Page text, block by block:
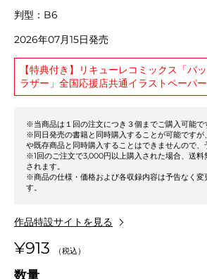
判型：B6
2026年07月15日発売
【特典付き】リキューレコミックス「バ
ラザー」全国応援店共通イラストペーパー
※当商品は１回の注文につき３個までご購入可能で
※同日発売の書籍と同時購入することが可能ですが
や既存商品と同時購入することはできませんので、
※1回のご注文で3,000円以上購入された場合、送料
されます。
※商品の仕様・価格および各収録内容は予告なく変
す。
作品特設サイトを見る
¥913
数量